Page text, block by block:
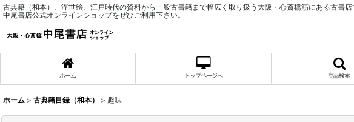
古典籍（和本）、浮世絵、江戸時代の資料から一般古書籍まで幅広く取り扱う大阪・心斎橋筋にある古書店
中尾書店公式オンラインショップをぜひご利用下さい。
ホーム トップページへ 商品検索
ホーム > 古典籍目録（和本） > 趣味